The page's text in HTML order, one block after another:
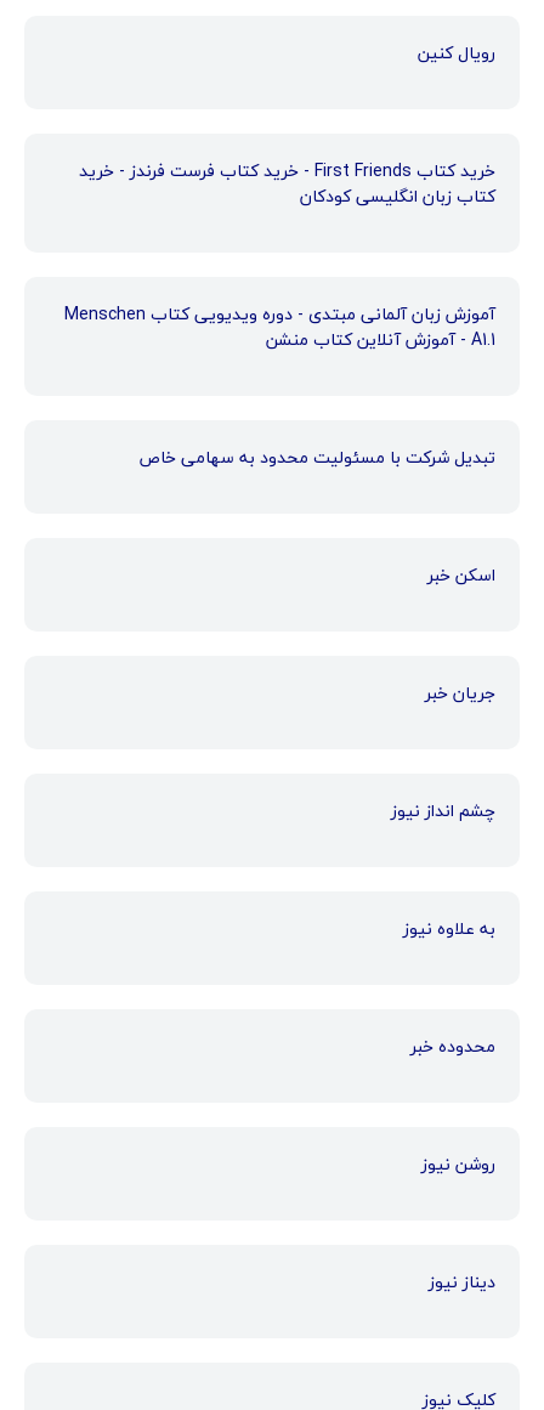
رویال کنین
خرید کتاب First Friends - خرید کتاب فرست فرندز - خرید
کتاب زبان انگلیسی کودکان
آموزش زبان آلمانی مبتدی - دوره ویدیویی کتاب Menschen
A1.1 - آموزش آنلاین کتاب منشن
تبدیل شرکت با مسئولیت محدود به سهامی خاص
اسکن خبر
جریان خبر
چشم انداز نیوز
به علاوه نیوز
محدوده خبر
روشن نیوز
دیناز نیوز
کلیک نیوز